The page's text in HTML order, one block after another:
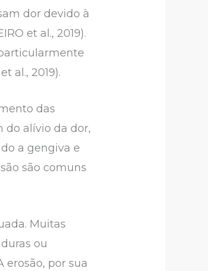
dor devido à
et al., 2019).
al., 2019).
das
do alívio da dor,
a gengiva e
são comuns
Muitas
ou
erosão, por sua